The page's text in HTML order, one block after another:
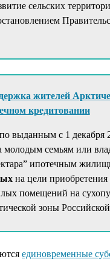
сельских
жителей
кредитовании
выданным с 1 декабря
молодым семьям или
ипотечным
на цели приобретения
помещений на
зоны
единовременные